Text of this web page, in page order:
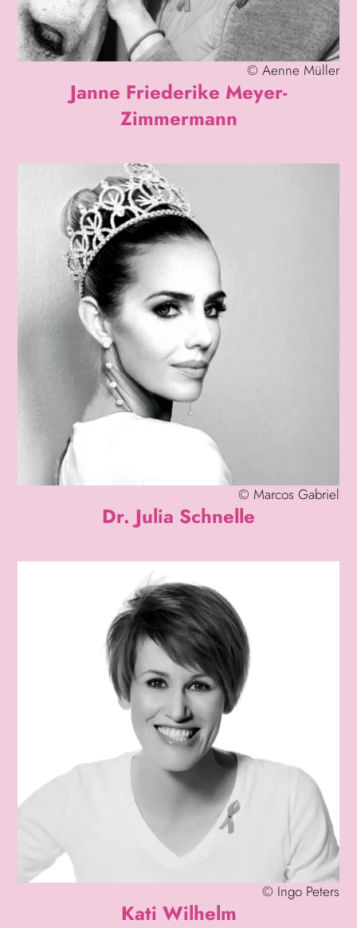
© Aenne Müller
Janne Friederike Meyer-
Zimmermann
© Marcos Gabriel
Dr. Julia Schnelle
© Ingo Peters
Kati Wilhelm